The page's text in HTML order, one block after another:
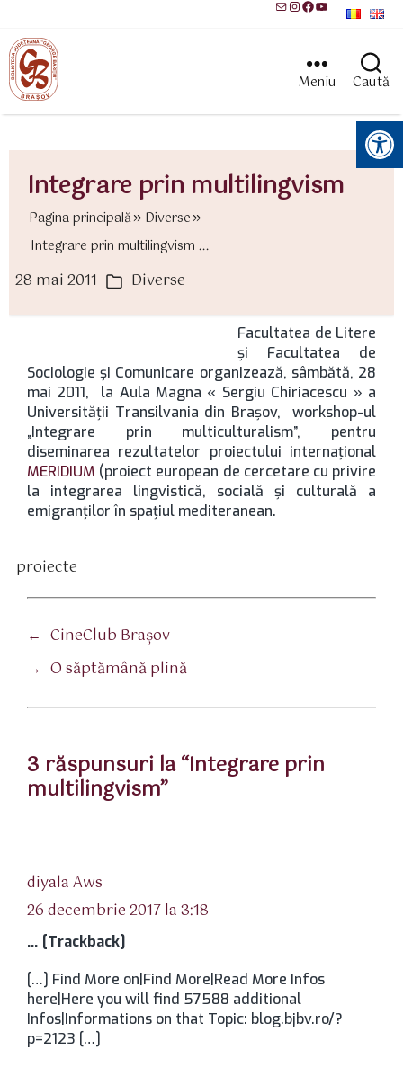
MailInstagram
Facebook
YouTube
Meniu Caută
Instrumente pentru accesibilitate
Integrare prin multilingvism
Pagina principală
Diverse
Integrare prin multilingvism ...
28 mai 2011 Categorii
Diverse
Facultatea de Litere
şi Facultatea de
Sociologie şi Comunicare organizează, sâmbătă, 28
mai 2011, la Aula Magna « Sergiu Chiriacescu » a
Universităţii Transilvania din Braşov, workshop-ul
„Integrare prin multiculturalism”, pentru
diseminarea rezultatelor proiectului internaţional
MERIDIUM (proiect european de cercetare cu privire
la integrarea lingvistică, socială şi culturală a
emigranţilor în spaţiul mediteranean.
proiecte
← CineClub Braşov
→ O săptămână plină
3 răspunsuri la “Integrare prin
multilingvism”
diyala Aws
26 decembrie 2017 la 3:18
… [Trackback]
[…] Find More on|Find More|Read More Infos
here|Here you will find 57588 additional
Infos|Informations on that Topic: blog.bjbv.ro/?
p=2123 […]